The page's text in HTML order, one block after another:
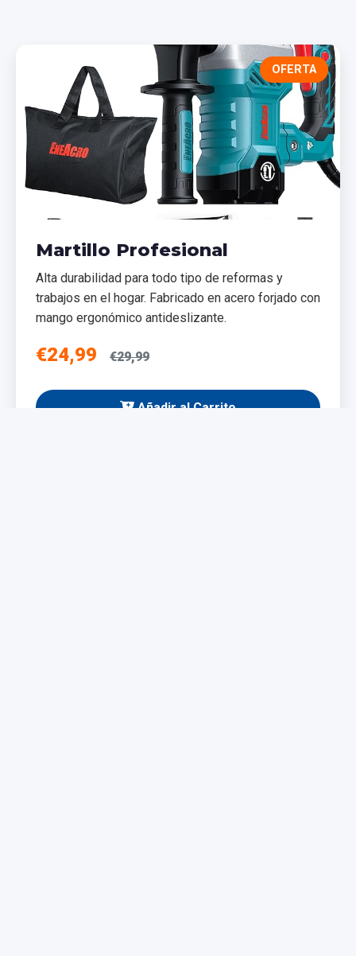
OFERTA
Martillo Profesional
Alta durabilidad para todo tipo de reformas y
trabajos en el hogar. Fabricado en acero forjado con
mango ergonómico antideslizante.
€24,99 €29,99
Añadir al Carrito